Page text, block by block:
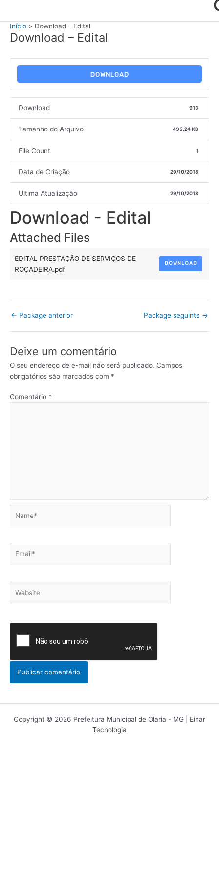
Início Download – Edital
Download – Edital
DOWNLOAD
Download 913
Tamanho do Arquivo 495.24 KB
File Count 1
Data de Criação 29/10/2018
Ultima Atualização 29/10/2018
Download - Edital
Attached Files
EDITAL PRESTAÇÃO DE SERVIÇOS DE
ROÇADEIRA.pdf
DOWNLOAD
← Package anterior Package seguinte →
Deixe um comentário
O seu endereço de e-mail não será publicado. Campos
obrigatórios são marcados com *
Comentário *
Copyright © 2026 Prefeitura Municipal de Olaria - MG | Einar
Tecnologia